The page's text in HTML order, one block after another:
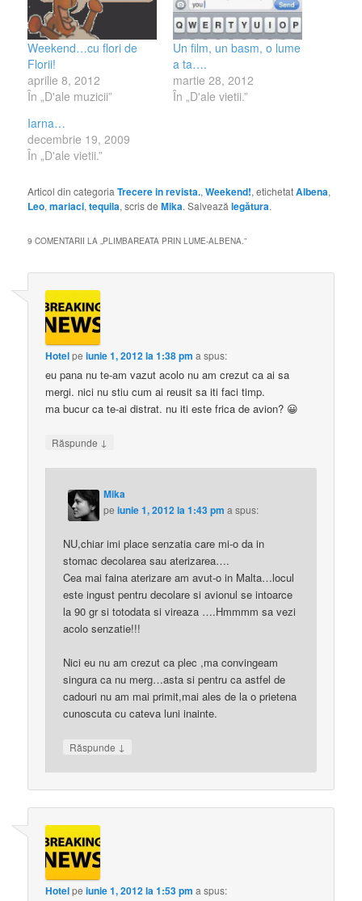
Weekend…cu flori de
Florii!
aprilie 8, 2012
În „D'ale muzicii”
Un film, un basm, o lume
a ta….
martie 28, 2012
În „D'ale vietii.”
Iarna…
decembrie 19, 2009
În „D'ale vietii.”
Articol din categoriaTrecere in revista.,Weekend!, etichetatAlbena,
Leo,mariaci,tequila, scris deMika. Salveazălegătura.
9 COMENTARII LA „PLIMBAREATA PRIN LUME-ALBENA.”
Hotelpeiunie 1, 2012 la 1:38 pm a spus:
eu pana nu te-am vazut acolo nu am crezut ca ai sa
mergi. nici nu stiu cum ai reusit sa iti faci timp.
ma bucur ca te-ai distrat. nu iti este frica de avion? 😀
Răspunde ↓
Mika
peiunie 1, 2012 la 1:43 pm a spus:
NU,chiar imi place senzatia care mi-o da in
stomac decolarea sau aterizarea….
Cea mai faina aterizare am avut-o in Malta…locul
este ingust pentru decolare si avionul se intoarce
la 90 gr si totodata si vireaza ….Hmmmm sa vezi
acolo senzatie!!!
Nici eu nu am crezut ca plec ,ma convingeam
singura ca nu merg…asta si pentru ca astfel de
cadouri nu am mai primit,mai ales de la o prietena
cunoscuta cu cateva luni inainte.
Răspunde ↓
Hotelpeiunie 1, 2012 la 1:53 pm a spus: